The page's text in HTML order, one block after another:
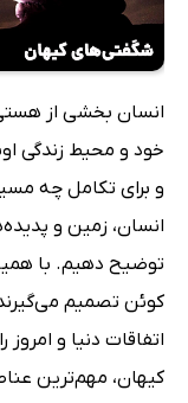
انسان بخشی از
خود و محیط زندگی
و برای تکامل چه
انسان، زمین و
توضیح دهیم. با
کوئن تصمیم
اتفاقات دنیا و
کیهان، مهم‌ترین